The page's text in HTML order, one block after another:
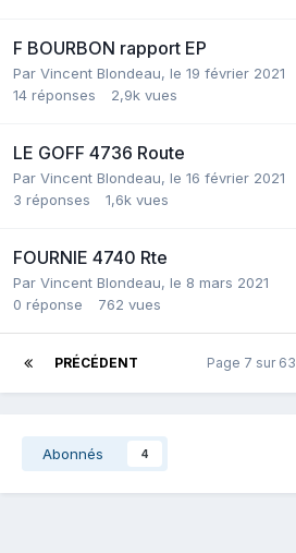
F BOURBON rapport EP
Par Vincent Blondeau, le 19 février 2021
14 réponses 2,9k vues
LE GOFF 4736 Route
Par Vincent Blondeau, le 16 février 2021
3 réponses 1,6k vues
FOURNIE 4740 Rte
Par Vincent Blondeau, le 8 mars 2021
0 réponse 762 vues
PRÉCÉDENT Page 7 sur 63
Abonnés 4